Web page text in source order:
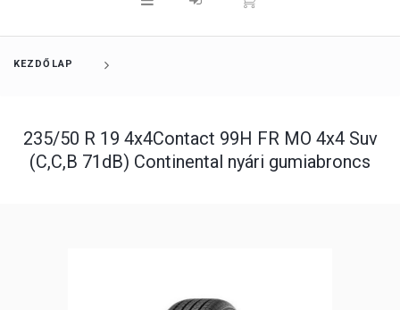
KEZDŐLAP
235/50 R 19 4x4Contact 99H FR MO 4x4 Suv
(C,C,B 71dB) Continental nyári gumiabroncs